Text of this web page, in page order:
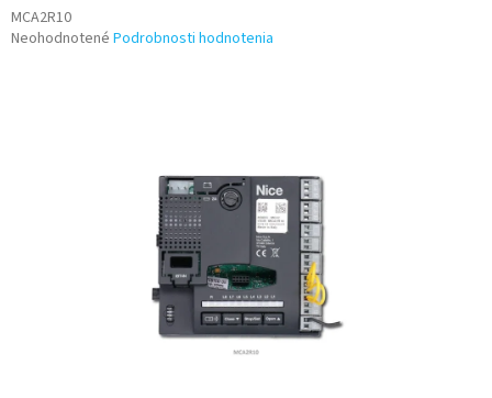
MCA2R10
Priemerné
Neohodnotené Podrobnosti hodnotenia